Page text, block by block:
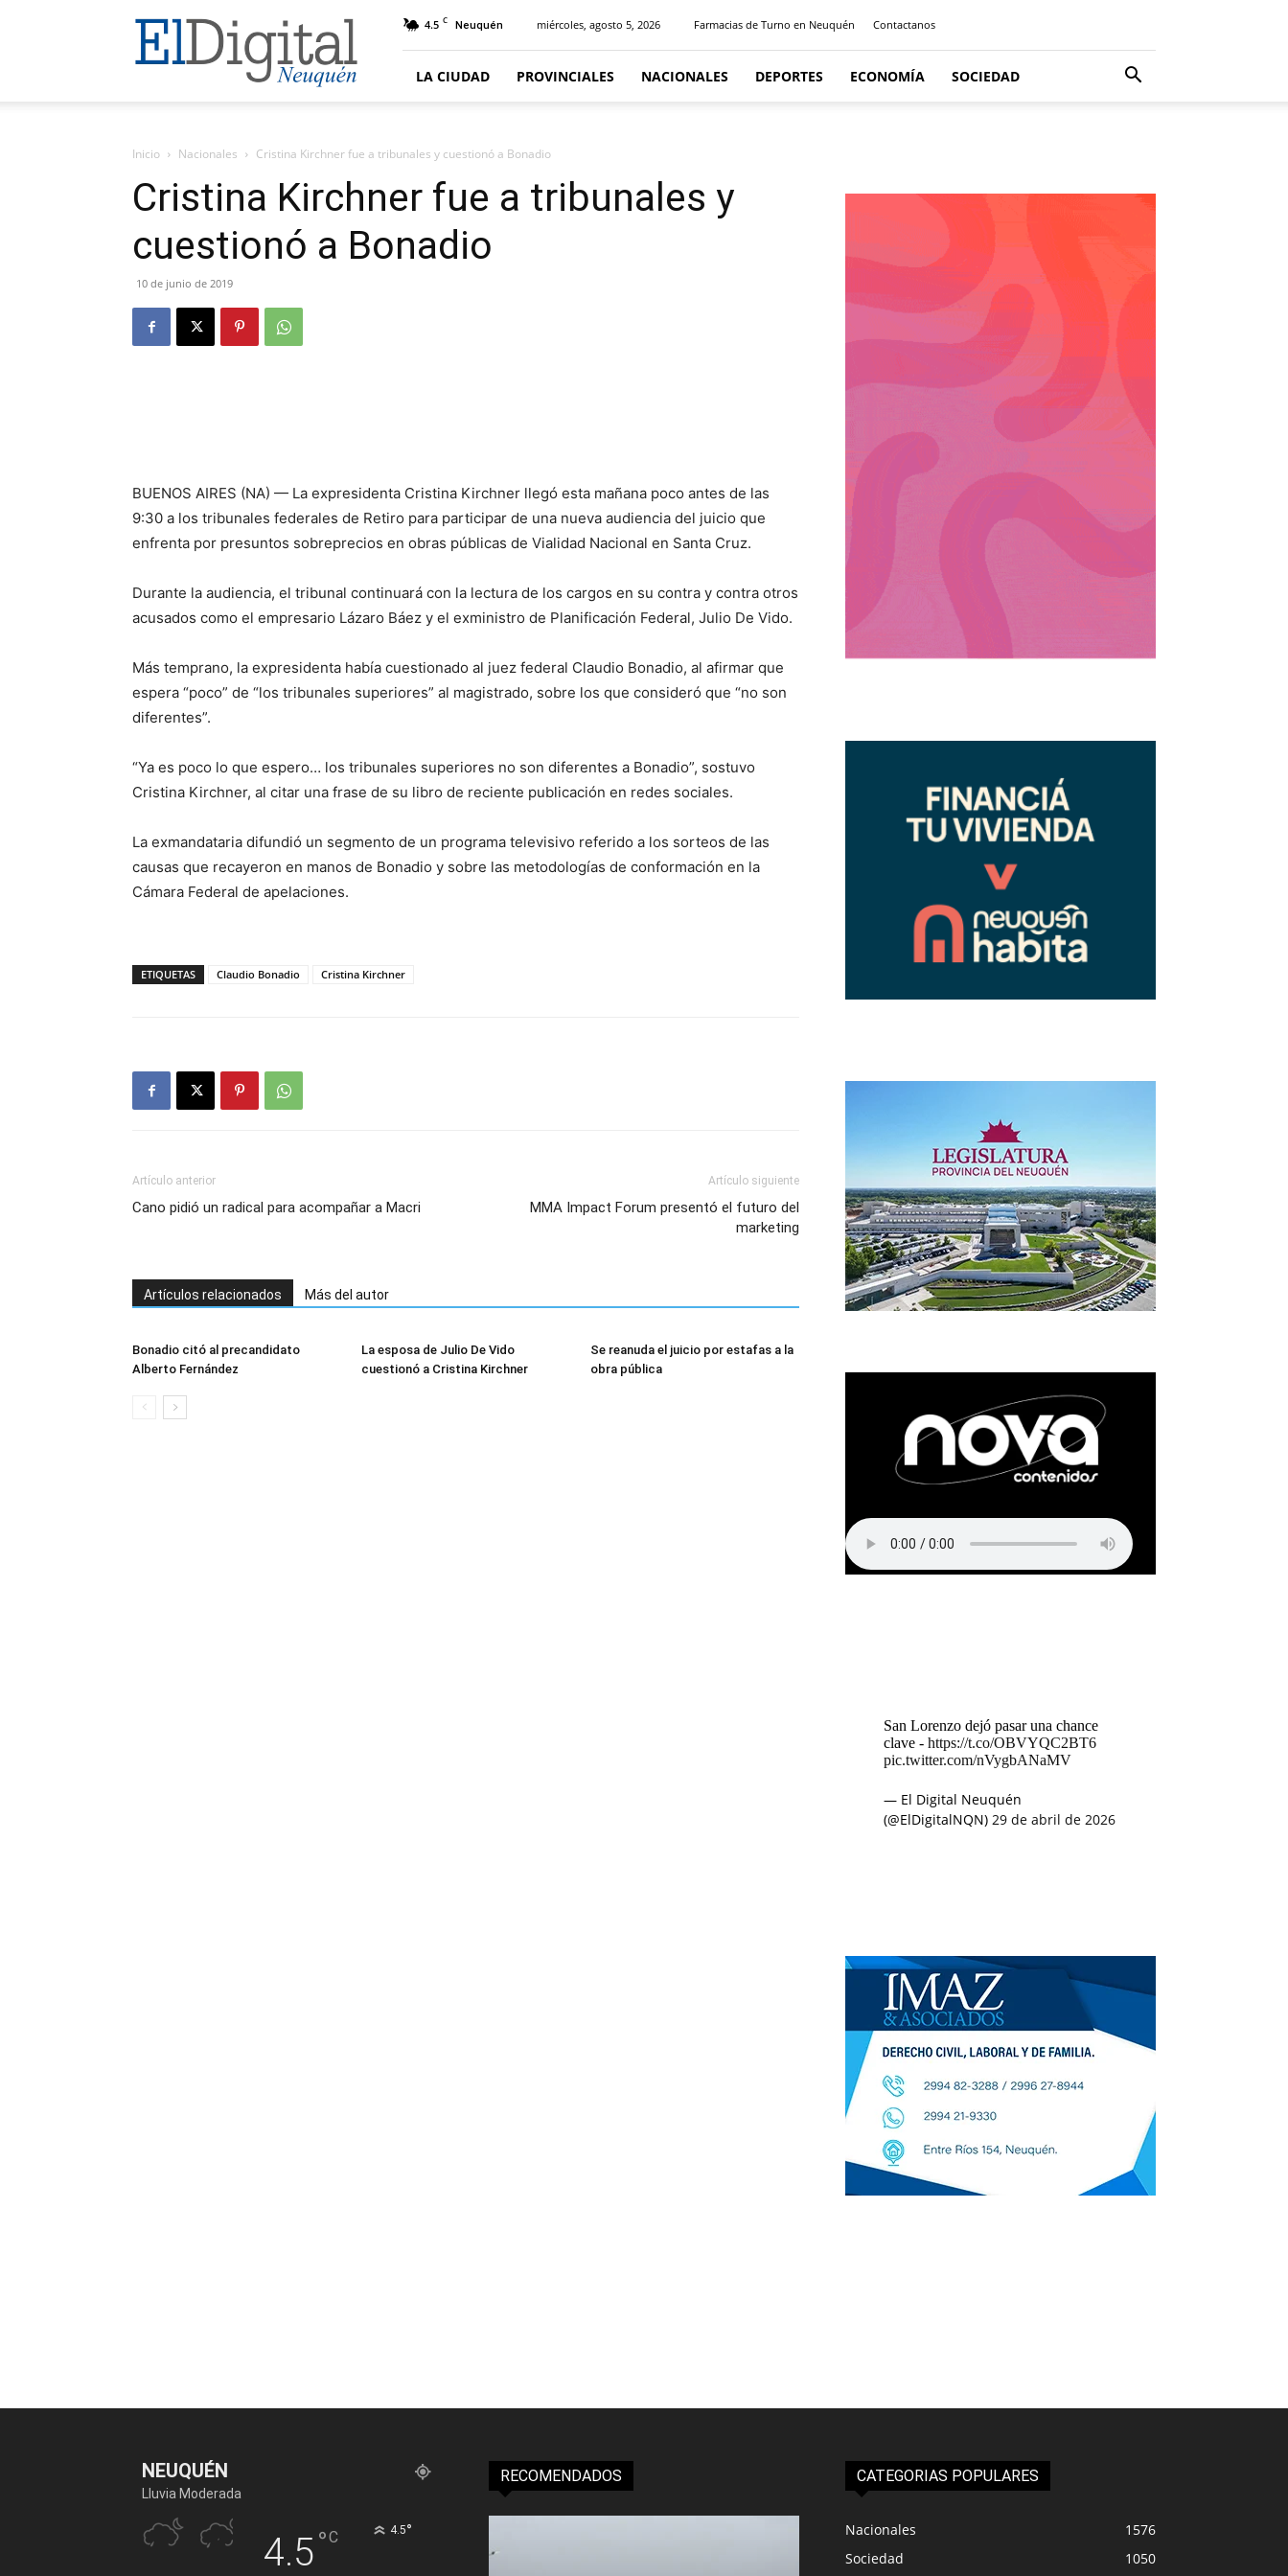
El
Digital
Neuquen
4.5 C Neuquén miércoles, agosto 5, 2026 Farmacias de Turno en Neuquén Contactanos
LA CIUDAD PROVINCIALES NACIONALES DEPORTES ECONOMÍA SOCIEDAD
Inicio Nacionales Cristina Kirchner fue a tribunales y cuestionó a Bonadio
Cristina Kirchner fue a tribunales y
cuestionó a Bonadio
10 de junio de 2019
BUENOS AIRES (NA) — La expresidenta Cristina Kirchner llegó esta mañana poco antes de las
9:30 a los tribunales federales de Retiro para participar de una nueva audiencia del juicio que
enfrenta por presuntos sobreprecios en obras públicas de Vialidad Nacional en Santa Cruz.
Durante la audiencia, el tribunal continuará con la lectura de los cargos en su contra y contra otros
acusados como el empresario Lázaro Báez y el exministro de Planificación Federal, Julio De Vido.
Más temprano, la expresidenta había cuestionado al juez federal Claudio Bonadio, al afirmar que
espera “poco” de “los tribunales superiores” al magistrado, sobre los que consideró que “no son
diferentes”.
“Ya es poco lo que espero… los tribunales superiores no son diferentes a Bonadio”, sostuvo
Cristina Kirchner, al citar una frase de su libro de reciente publicación en redes sociales.
La exmandataria difundió un segmento de un programa televisivo referido a los sorteos de las
causas que recayeron en manos de Bonadio y sobre las metodologías de conformación en la
Cámara Federal de apelaciones.
ETIQUETAS Claudio Bonadio Cristina Kirchner
Artículo anterior
Cano pidió un radical para acompañar a Macri
Artículo siguiente
MMA Impact Forum presentó el futuro del
marketing
Artículos relacionados Más del autor
Bonadio citó al precandidato
Alberto Fernández
La esposa de Julio De Vido
cuestionó a Cristina Kirchner
Se reanuda el juicio por estafas a la
obra pública
San Lorenzo dejó pasar una chance
clave - https://t.co/OBVYQC2BT6
pic.twitter.com/nVygbANaMV
— El Digital Neuquén
(@ElDigitalNQN) 29 de abril de 2026
NEUQUÉN
Lluvia Moderada
4.5°C 4.5°
RECOMENDADOS CATEGORIAS POPULARES
Nacionales
1576
Sociedad
1050